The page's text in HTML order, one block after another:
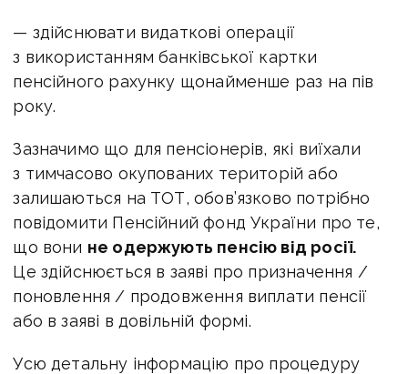
— здійснювати видаткові операції
з використанням банківської картки
пенсійного рахунку щонайменше раз на пів
року.
Зазначимо що для пенсіонерів, які виїхали
з тимчасово окупованих територій або
залишаються на ТОТ, обов’язково потрібно
повідомити Пенсійний фонд України про те,
що вони не одержують пенсію від росії.
Це здійснюється в заяві про призначення /
поновлення / продовження виплати пенсії
або в заяві в довільній формі.
Усю детальну інформацію про процедуру